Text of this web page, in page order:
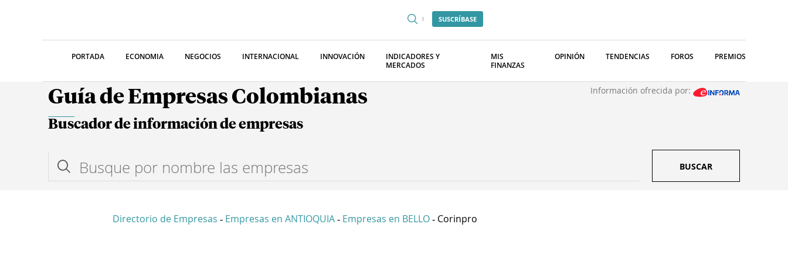
SUSCRÍBASE
PORTADA ECONOMIA NEGOCIOS INTERNACIONAL INNOVACIÓN
INDICADORES Y
MERCADOS
MIS
FINANZAS
OPINIÓN TENDENCIAS FOROS PREMIOS
Guía de Empresas Colombianas Información ofrecida por:
Buscador de información de empresas
BUSCAR
Directorio de Empresas - Empresas en ANTIOQUIA - Empresas en BELLO - Corinpro